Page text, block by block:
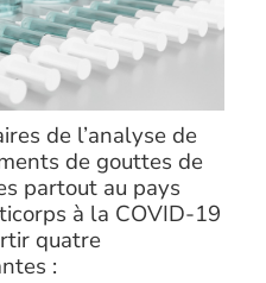
de l’analyse de
de gouttes de
partout au pays
à la COVID-19
quatre
: